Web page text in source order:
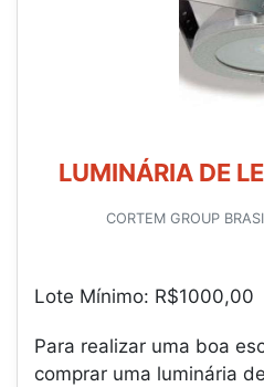
LUMINÁRIA DE
CORTEM GROUP
Lote Mínimo: R$1000,00
Para realizar uma boa
comprar uma luminária